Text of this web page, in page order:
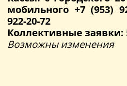
мобильного +7 (953)
922-20-72
Коллективные заявки:
Возможны изменения